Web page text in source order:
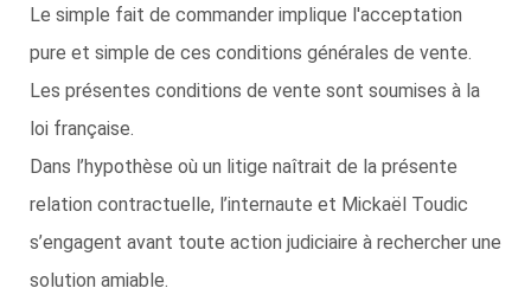
Le simple fait de commander implique l'acceptation
pure et simple de ces conditions générales de vente.
Les présentes conditions de vente sont soumises à la
loi française.
Dans l’hypothèse où un litige naîtrait de la présente
relation contractuelle, l’internaute et Mickaël Toudic
s’engagent avant toute action judiciaire à rechercher une
solution amiable.